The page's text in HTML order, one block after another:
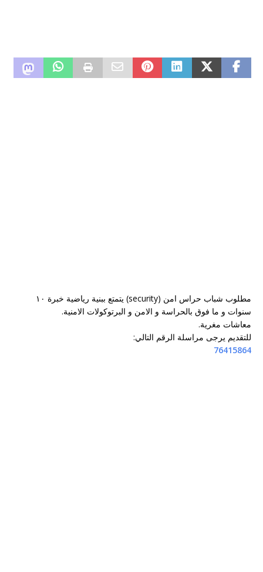
مطلوب شباب حراس امن (security) يتمتع ببنية رياضية خبرة ١٠
سنوات و ما فوق بالحراسة و الامن و البرتوكولات الامنية.
معاشات مغرية.
للتقديم يرجى مراسلة الرقم التالي:
76415864